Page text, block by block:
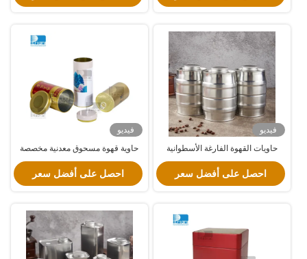
فيديو
حاويات القهوة الفارغة الأسطوانية
للقهوة
احصل على أفضل سعر
فيديو
حاوية قهوة مسحوق معدنية مخصصة
علب الشاي المستديرة المفتوحة مع
الغطاء
احصل على أفضل سعر